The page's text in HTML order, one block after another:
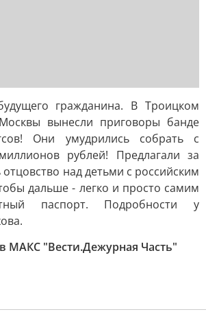
гражданина. В Троицком
вынесли приговоры банде
Они умудрились собрать с
рублей! Предлагали за
над детьми с российским
дальше - легко и просто самим
паспорт. Подробности у
МАКС "Вести.Дежурная Часть"